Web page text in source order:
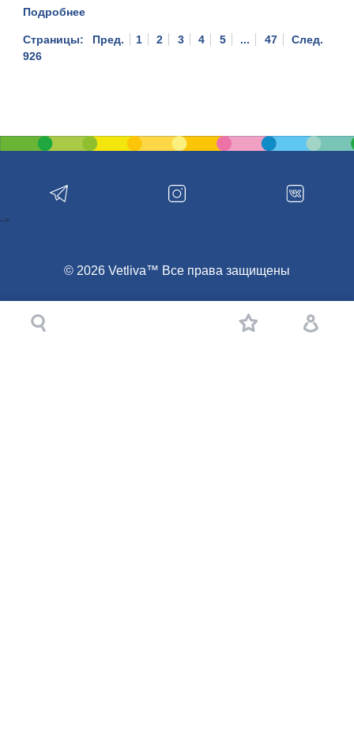
Подробнее
Страницы: Пред. 1 2 3 4 5 ... 47
След.
926
© 2026 Vetliva™ Все права защищены
-->